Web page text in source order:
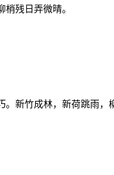
残日弄微晴。
。新竹成林，新荷跳雨